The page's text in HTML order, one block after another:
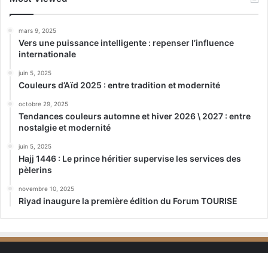
mars 9, 2025
Vers une puissance intelligente : repenser l’influence
internationale
juin 5, 2025
Couleurs d’Aïd 2025 : entre tradition et modernité
octobre 29, 2025
Tendances couleurs automne et hiver 2026 \ 2027 : entre
nostalgie et modernité
juin 5, 2025
Hajj 1446 : Le prince héritier supervise les services des
pèlerins
novembre 10, 2025
Riyad inaugure la première édition du Forum TOURISE